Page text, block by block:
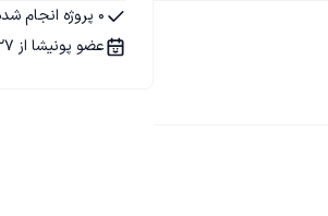
0 پروژه انجام شده
عضو پونیشا از 27 فروردین 1394